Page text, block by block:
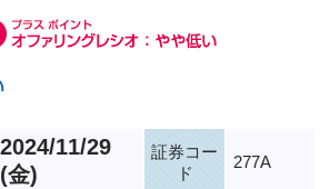
2024/11/29
(金)
証券コー
ド
277A